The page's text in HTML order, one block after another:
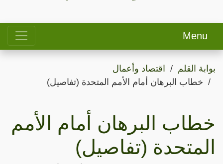
Menu
بوابة القلم
اقتصاد وأعمال
خطاب البرهان أمام الأمم المتحدة (تفاصيل)
خطاب البرهان أمام الأمم
المتحدة (تفاصيل)